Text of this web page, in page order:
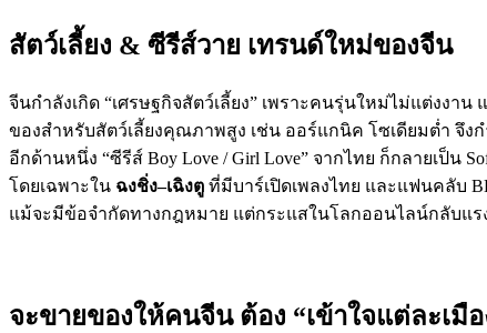
สัตว์เลี้ยง & ซีรีส์วาย เทรนด์ใหม่ของจีน
จีนกำลังเกิด “เศรษฐกิจสัตว์เลี้ยง” เพราะคนรุ่นใหม่ไม่แต่งงา
ของสำหรับสัตว์เลี้ยงคุณภาพสูง เช่น ออร์แกนิค โซเดียมต่ำ จึง
อีกด้านหนึ่ง “ซีรีส์ Boy Love / Girl Love” จากไทย ก็กลายเป็น
โดยเฉพาะใน ฉงชิ่ง–เฉิงตู ที่มีบาร์เปิดเพลงไทย และแฟนคลับ
แม้จะมีข้อจำกัดทางกฎหมาย แต่กระแสในโลกออนไลน์กลับแร
จะขายของให้คนจีน ต้อง “เข้าใจแต่ละเมือ